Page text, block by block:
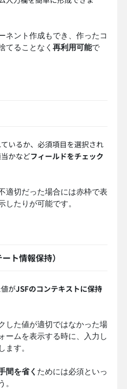
ネント作成もでき、作ったコ
てることなく 再利用可能で
いるか、必須項目を選択され
かなどフィールドをチェック
適切だった場合には赤枠で表
したりが可能です。
ト情報保持）
がJSFのコンテキストに保持
した値が適切ではなかった場
ームを表示する時に、入力し
ます。
間を省く ためには必須といっ